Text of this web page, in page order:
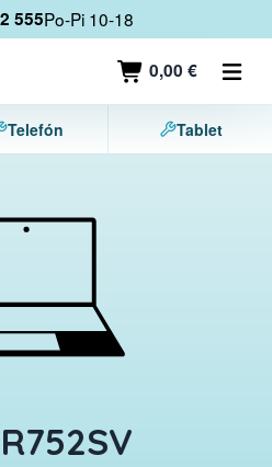
555Po-Pi 10-18
0,00 €
Telefón Tablet